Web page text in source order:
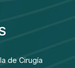
de Cirugía